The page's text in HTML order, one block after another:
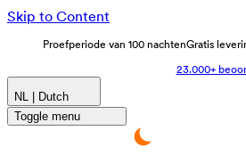
Skip to Content
Proefperiode van 100 nachtenGratis
23.000+
NL | Dutch
Toggle menu